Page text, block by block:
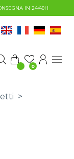
IN 24/48H
0
>